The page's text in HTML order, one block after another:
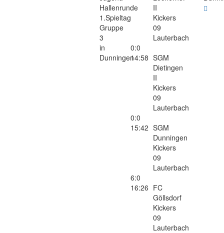
Hallenrunde
1.Spieltag
Gruppe
3
in
Dunningen
II
Kickers
09
Lauterbach
0:0
14:58 SGM
Dietingen
II
Kickers
09
Lauterbach
0:0
15:42 SGM
Dunningen
Kickers
09
Lauterbach
6:0
16:26 FC
Göllsdorf
Kickers
09
Lauterbach